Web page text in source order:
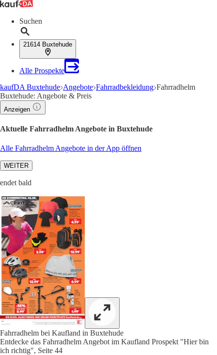
Suchen
21614 Buxtehude
Alle Prospekte
kaufDA Buxtehude Angebote Fahrradbekleidung Fahrradhelm
Buxtehude: Angebote & Preis
Anzeigen
Aktuelle Fahrradhelm Angebote in Buxtehude
Alle Fahrradhelm Angebote in der App öffnen
WEITER
endet bald
Fahrradhelm bei Kaufland in Buxtehude
Entdecke das Fahrradhelm Angebot im Kaufland Prospekt "Hier bin
ich richtig", Seite 44